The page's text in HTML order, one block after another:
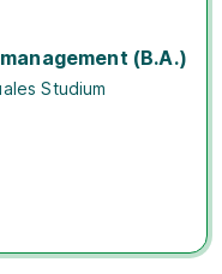
(B.A.)
Studium